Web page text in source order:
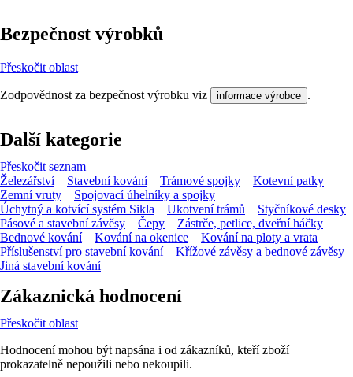
Bezpečnost výrobků
Přeskočit oblast
Zodpovědnost za bezpečnost výrobku viz informace výrobce .
Další kategorie
Přeskočit seznam
Železářství
Stavební kování Trámové spojky
Kotevní patky
Zemní vruty
Spojovací úhelníky a spojky
Úchytný a kotvící systém Sikla
Ukotvení trámů
Styčníkové desky
Pásové a stavební závěsy
Čepy
Zástrče, petlice, dveřní háčky
Bednové kování
Kování na okenice
Kování na ploty a vrata
Příslušenství pro stavební kování
Křížové závěsy a bednové závěsy
Jiná stavební kování
Zákaznická hodnocení
Přeskočit oblast
Hodnocení mohou být napsána i od zákazníků, kteří zboží
prokazatelně nepoužili nebo nekoupili.